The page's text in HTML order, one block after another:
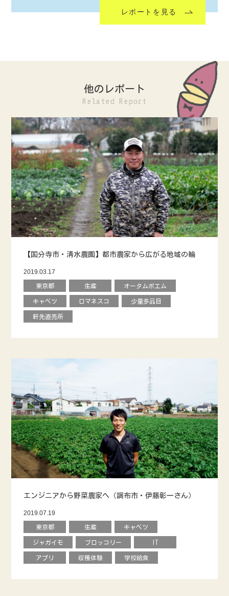
レポートを見る
他のレポート
Related Report
【国分寺市・清水農園】都市農家から広がる地域の輪
2019.03.17
東京都 生産 オータムポエム
キャベツ ロマネスコ 少量多品目
軒先直売所
エンジニアから野菜農家へ（調布市・伊藤彰一さん）
2019.07.19
東京都 生産 キャベツ
ジャガイモ ブロッコリー IT
アプリ 収穫体験 学校給食